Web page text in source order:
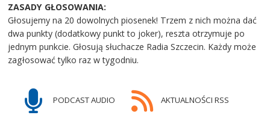
ZASADY GŁOSOWANIA:
Głosujemy na 20 dowolnych piosenek! Trzem z nich można dać
dwa punkty (dodatkowy punkt to joker), reszta otrzymuje po
jednym punkcie. Głosują słuchacze Radia Szczecin. Każdy może
zagłosować tylko raz w tygodniu.
PODCAST AUDIO AKTUALNOŚCI RSS